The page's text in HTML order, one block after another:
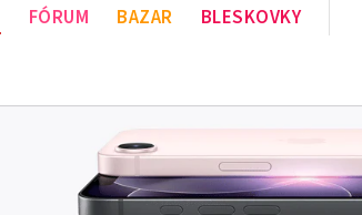
FÓRUM BAZAR BLESKOVKY